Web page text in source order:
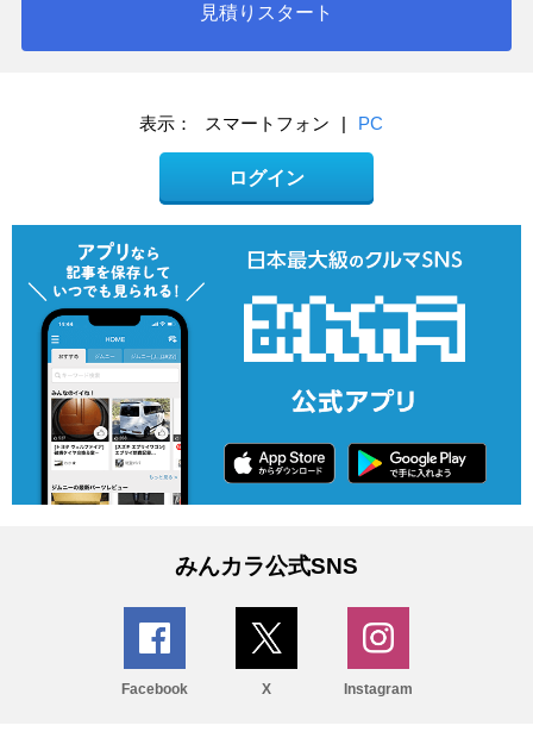
見積りスタート
表示： スマートフォン | PC
ログイン
みんカラ公式SNS
Facebook X Instagram